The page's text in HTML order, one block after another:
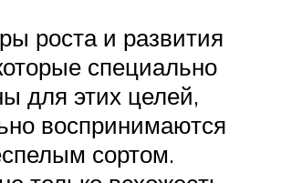
роста и развития
специально
для этих целей,
воспринимаются
сортом.